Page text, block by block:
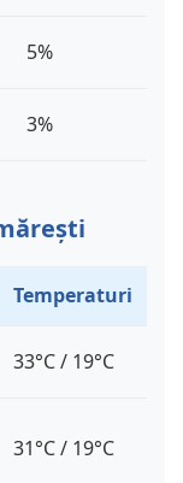
5%
3%
Temperaturi
33°C / 19°C
31°C / 19°C